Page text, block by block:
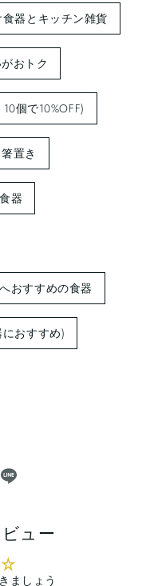
器とキッチン雑貨
おトク
個で10%OFF)
置き
器
おすすめの食器
おすすめ)
ュー
ましょう